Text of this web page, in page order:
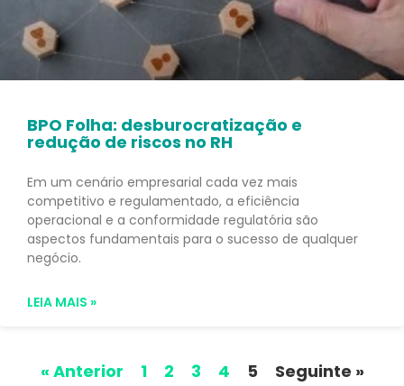
BPO Folha: desburocratização e
redução de riscos no RH
Em um cenário empresarial cada vez mais
competitivo e regulamentado, a eficiência
operacional e a conformidade regulatória são
aspectos fundamentais para o sucesso de qualquer
negócio.
LEIA MAIS »
« Anterior 1 2 3 4 5 Seguinte »